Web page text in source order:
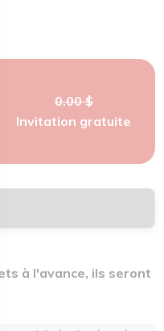
0.00 $
Invitation gratuite
à l'avance, ils seront